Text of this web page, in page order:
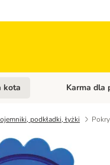
Karma dla kota
kota Otwórz
Karma dla
podkładki, łyżki